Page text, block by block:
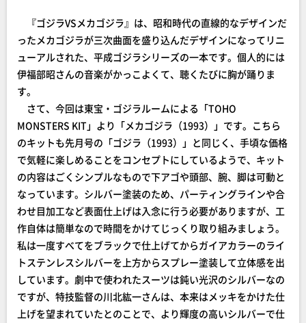
『ゴジラVSメカゴジラ』は、昭和時代の直線的なデザインだ
ったメカゴジラが三次曲面を盛り込んだデザインになってリニ
ューアルされた、平成ゴジラシリーズの一本です。個人的には
伊福部昭さんの音楽がかっこよくて、聴くたびに胸が踊りま
す。
さて、今回は東宝・ゴジラルームによる「TOHO
MONSTERS KIT」より「メカゴジラ（1993）」です。こちら
のキットも先月号の「ゴジラ（1993）」と同じく、手頃な価格
で気軽に楽しめることをコンセプトにしているようで、キット
の内容はごくシンプルなもので下アゴや頭部、腕、脚は可動と
なっています。シルバー塗装のため、パーティングラインや合
わせ目加工など表面仕上げは入念に行う必要がありますが、工
作自体は簡単なので時間をかけてじっくり取り組みましょう。
私は一度すべてをブラックで仕上げてからガイアカラーのライ
トステンレスシルバーを上方からスプレー塗装して立体感を出
しています。劇中で使われたスーツは鈍い光沢のシルバーなの
ですが、特技監督の川北紘一さんは、本来はメッキをかけた仕
上げを望まれていたとのことで、より輝度の高いシルバーで仕